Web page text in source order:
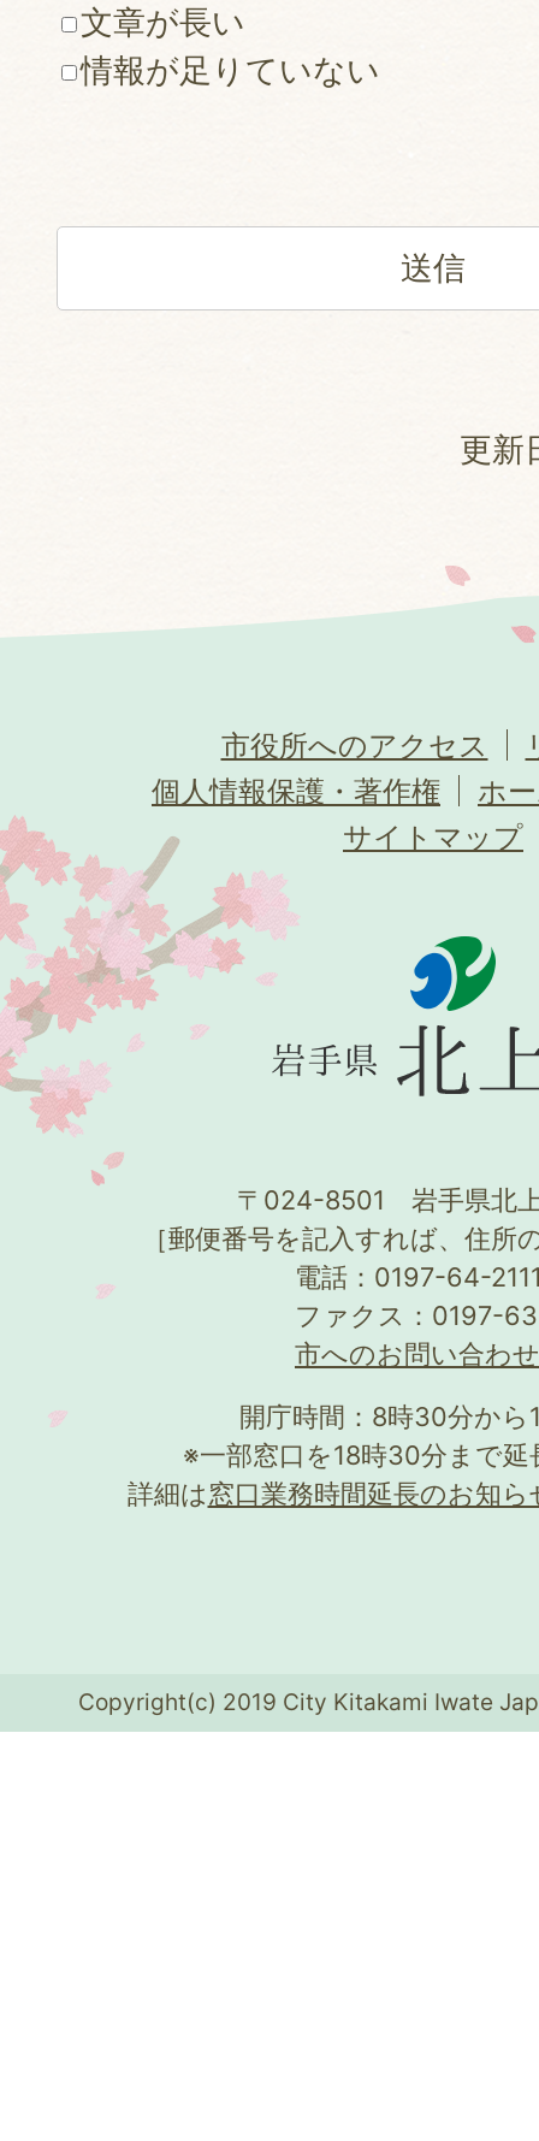
文章が長い
情報が足りていない
更新
市役所へのアクセス
個人情報保護・著作権
ホ
サイトマップ
〒024-8501 岩手県北
［郵便番号を記入すれば、住所
電話：0197-64-
ファクス：0197-
市へのお問い合わ
開庁時間：8時30分か
※一部窓口を18時30分まで
詳細は窓口業務時間延長のお知ら
Copyright(c) 2019 City Kitakami Iwate